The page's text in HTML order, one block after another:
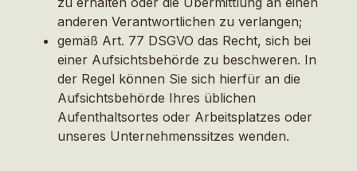
anderen Verantwortlichen zu verlangen;
gemäß Art. 77 DSGVO das Recht, sich bei
einer Aufsichtsbehörde zu beschweren. In
der Regel können Sie sich hierfür an die
Aufsichtsbehörde Ihres üblichen
Aufenthaltsortes oder Arbeitsplatzes oder
unseres Unternehmenssitzes wenden.